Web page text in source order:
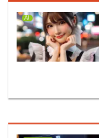
AI